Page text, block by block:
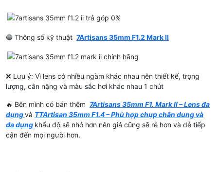
🔵 Thông số kỹ thuật 7Artisans 35mm F1.2 Mark II
❌ Lưu ý: Vì lens có nhiều ngàm khác nhau nên thiết kế, trọng
lượng, cân nặng và màu sắc hơi khác nhau 1 chút
🔥 Bên mình có bán thêm 7Artisans 35mm F1. Mark II – Lens đa
dụngvà TTArtisan 35mm F1.4 – Phù hợp chụp chân dung và
đa dụng khẩu độ sẽ nhỏ hơn nên giá cũng sẽ rẻ hơn và dễ tiếp
cận đến mọi người hơn.